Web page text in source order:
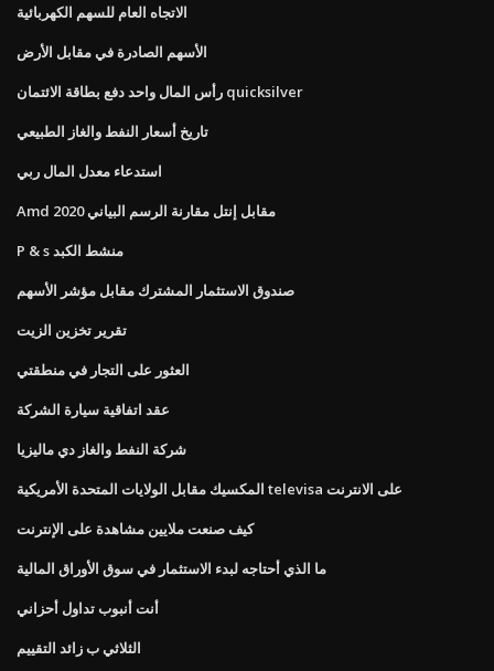
الاتجاه العام للسهم الكهربائية
الأسهم الصادرة في مقابل الأرض
رأس المال واحد دفع بطاقة الائتمان quicksilver
تاريخ أسعار النفط والغاز الطبيعي
استدعاء معدل المال ربي
Amd مقابل إنتل مقارنة الرسم البياني 2020
P & s منشط الكبد
صندوق الاستثمار المشترك مقابل مؤشر الأسهم
تقرير تخزين الزيت
العثور على التجار في منطقتي
عقد اتفاقية سيارة الشركة
شركة النفط والغاز دي ماليزيا
المكسيك مقابل الولايات المتحدة الأمريكية televisa على الانترنت
كيف صنعت ملايين مشاهدة على الإنترنت
ما الذي أحتاجه لبدء الاستثمار في سوق الأوراق المالية
أنت أنبوب تداول أحزاني
الثلاثي ب زائد التقييم